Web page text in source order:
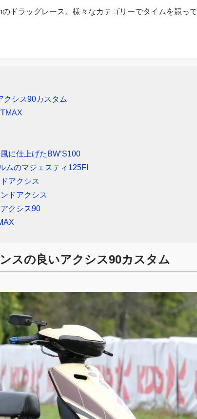
ドラッグレース。様々なカテゴリーでタイムを競って
クシス90カスタム
に仕上げたBW’S100
ムのマジェスティ125FI
アクシス
ドアクシス
クシス90
スの良いアクシス90カスタム